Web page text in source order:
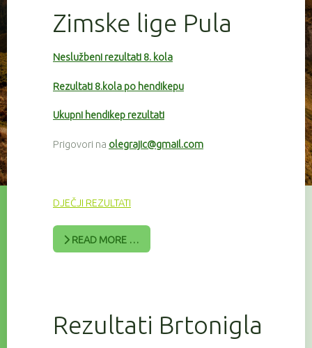
Zimske lige Pula
Neslužbeni rezultati 8. kola
Rezultati 8.kola po hendikepu
Ukupni hendikep rezultati
Prigovori na olegrajic@gmail.com
DJEČJI REZULTATI
READ MORE …
Rezultati Brtonigla